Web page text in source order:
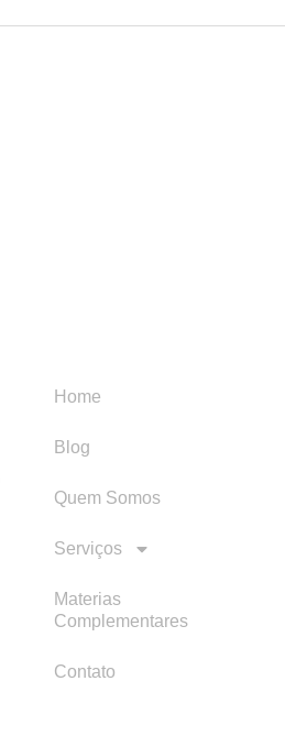
Home
Blog
Quem Somos
Serviços
Materias
Complementares
Contato